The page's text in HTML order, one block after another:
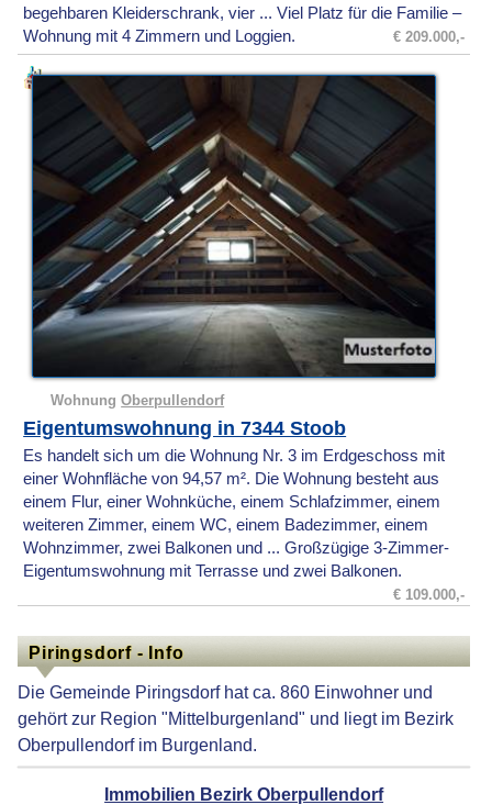
begehbaren Kleiderschrank, vier ... Viel Platz für die Familie –
Wohnung mit 4 Zimmern und Loggien.
€ 209.000,-
WohnungOberpullendorf
Eigentumswohnung in 7344 Stoob
Es handelt sich um die Wohnung Nr. 3 im Erdgeschoss mit
einer Wohnfläche von 94,57 m². Die Wohnung besteht aus
einem Flur, einer Wohnküche, einem Schlafzimmer, einem
weiteren Zimmer, einem WC, einem Badezimmer, einem
Wohnzimmer, zwei Balkonen und ... Großzügige 3-Zimmer-
Eigentumswohnung mit Terrasse und zwei Balkonen.
€ 109.000,-
Piringsdorf - Info
Die Gemeinde Piringsdorf hat ca. 860 Einwohner und
gehört zur Region "Mittelburgenland" und liegt im Bezirk
Oberpullendorf im Burgenland.
Immobilien Bezirk Oberpullendorf